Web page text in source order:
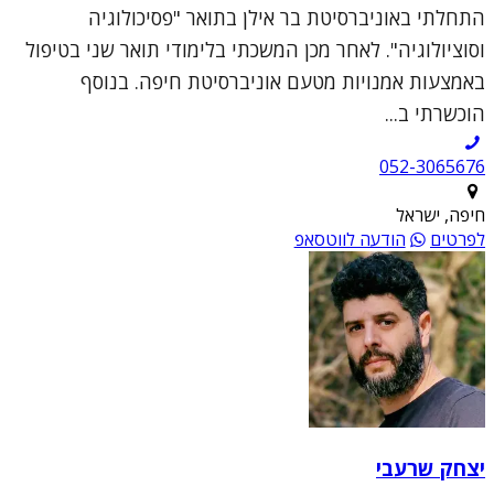
התחלתי באוניברסיטת בר אילן בתואר "פסיכולוגיה
וסוציולוגיה". לאחר מכן המשכתי בלימודי תואר שני בטיפול
באמצעות אמנויות מטעם אוניברסיטת חיפה. בנוסף
הוכשרתי ב...
052-3065676
חיפה, ישראל
לפרטים
הודעה לווטסאפ
יצחק שרעבי